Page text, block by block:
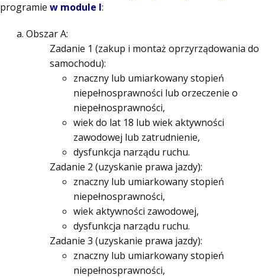
programie w module I:
Obszar A:
Zadanie 1 (zakup i montaż oprzyrządowania do
samochodu):
znaczny lub umiarkowany stopień
niepełnosprawności lub orzeczenie o
niepełnosprawności,
wiek do lat 18 lub wiek aktywności
zawodowej lub zatrudnienie,
dysfunkcja narządu ruchu.
Zadanie 2 (uzyskanie prawa jazdy):
znaczny lub umiarkowany stopień
niepełnosprawności,
wiek aktywności zawodowej,
dysfunkcja narządu ruchu.
Zadanie 3 (uzyskanie prawa jazdy):
znaczny lub umiarkowany stopień
niepełnosprawności,